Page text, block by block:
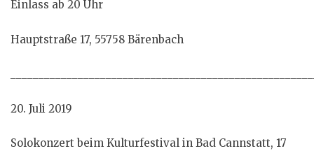
Einlass ab 20 Uhr
Hauptstraße 17, 55758 Bärenbach
20. Juli 2019
Solokonzert beim Kulturfestival in Bad Cannstatt, 17